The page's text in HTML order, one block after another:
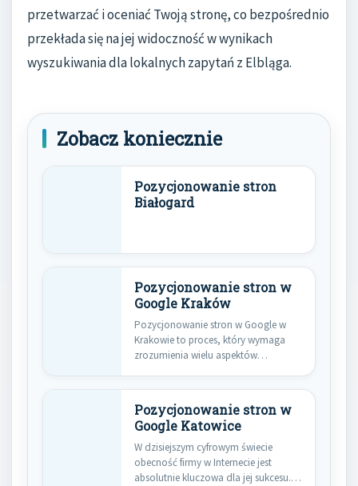
przetwarzać i oceniać Twoją stronę, co bezpośrednio
przekłada się na jej widoczność w wynikach
wyszukiwania dla lokalnych zapytań z Elbląga.
Zobacz koniecznie
Pozycjonowanie stron
Białogard
Pozycjonowanie stron w
Google Kraków
Pozycjonowanie stron w Google w
Krakowie to proces, który wymaga
zrozumienia wielu aspektów
Pozycjonowanie stron w
Google Katowice
W dzisiejszym cyfrowym świecie
obecność firmy w Internecie jest
absolutnie kluczowa dla jej sukcesu.